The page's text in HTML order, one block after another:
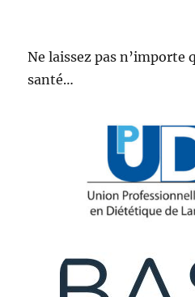
Ne laissez pas n’importe
santé…